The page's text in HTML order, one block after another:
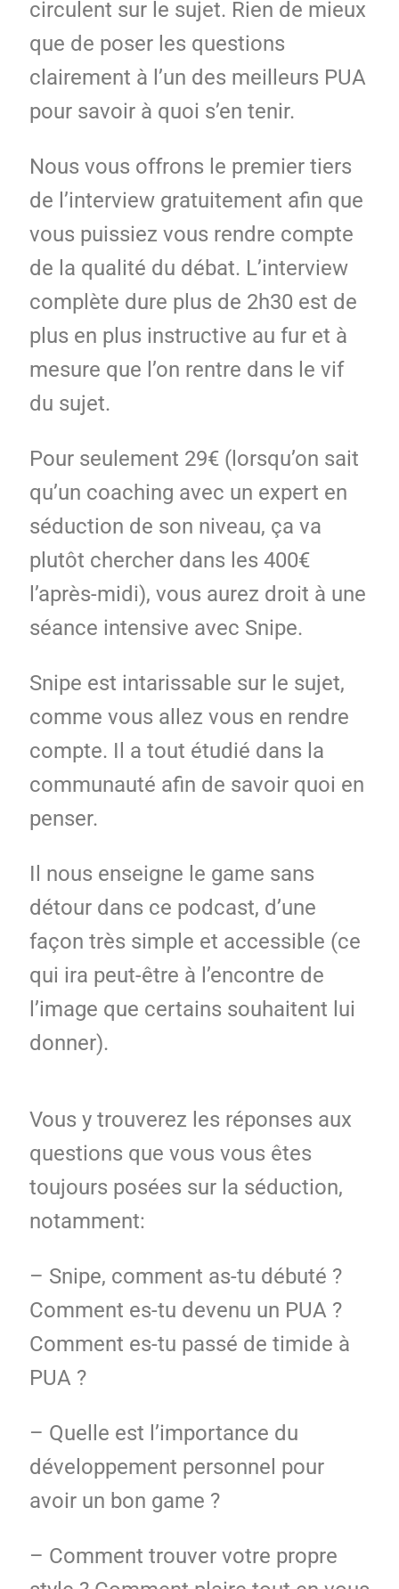
circulent sur le sujet. Rien de mieux
que de poser les questions
clairement à l’un des meilleurs PUA
pour savoir à quoi s’en tenir.
Nous vous offrons le premier tiers
de l’interview gratuitement afin que
vous puissiez vous rendre compte
de la qualité du débat. L’interview
complète dure plus de 2h30 est de
plus en plus instructive au fur et à
mesure que l’on rentre dans le vif
du sujet.
Pour seulement 29€ (lorsqu’on sait
qu’un coaching avec un expert en
séduction de son niveau, ça va
plutôt chercher dans les 400€
l’après-midi), vous aurez droit à une
séance intensive avec Snipe.
Snipe est intarissable sur le sujet,
comme vous allez vous en rendre
compte. Il a tout étudié dans la
communauté afin de savoir quoi en
penser.
Il nous enseigne le game sans
détour dans ce podcast, d’une
façon très simple et accessible (ce
qui ira peut-être à l’encontre de
l’image que certains souhaitent lui
donner).
Vous y trouverez les réponses aux
questions que vous vous êtes
toujours posées sur la séduction,
notamment:
– Snipe, comment as-tu débuté ?
Comment es-tu devenu un PUA ?
Comment es-tu passé de timide à
PUA ?
– Quelle est l’importance du
développement personnel pour
avoir un bon game ?
– Comment trouver votre propre